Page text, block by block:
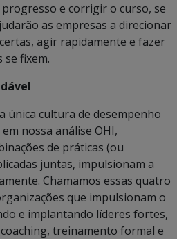
e corrigir o curso, se
as empresas a direcionar
agir rapidamente e fazer
fixem.
única cultura de desempenho
nossa análise OHI,
de práticas (ou
juntas, impulsionam a
Chamamos essas quatro
que impulsionam o
e implantando líderes fortes,
treinamento formal e